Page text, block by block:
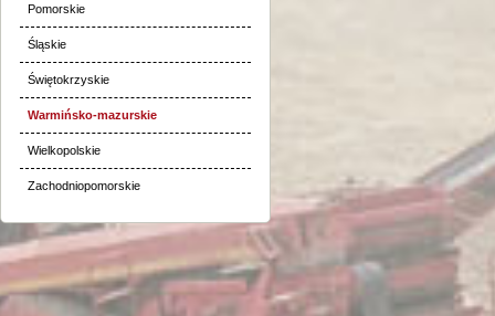
Pomorskie
Śląskie
Świętokrzyskie
Warmińsko-mazurskie
Wielkopolskie
Zachodniopomorskie